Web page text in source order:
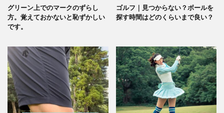
グリーン上でのマークのずらし
方。覚えておかないと恥ずかしい
です。
ゴルフ｜見つからない？ボールを
探す時間はどのくらいまで良い？